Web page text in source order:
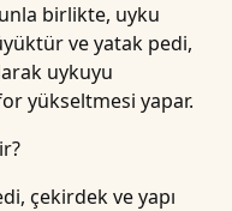
birlikte, uyku
ve yatak pedi,
uykuyu
yükseltmesi yapar.
çekirdek ve yapı